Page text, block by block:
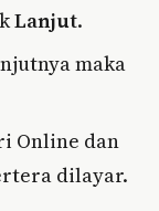
Lanjut.
maka
Online dan
dilayar.